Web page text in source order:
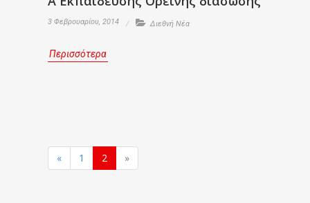
3 Φεβρουαρίου, 2014 Διεθνή Νέα
Περισσότερα
« 1 2 »